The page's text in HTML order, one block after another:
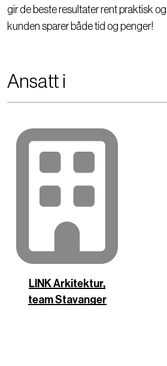
gir de beste resultater rent praktisk
kunden sparer både tid og penger!
Ansatt i
LINK Arkitektur,
team Stavanger